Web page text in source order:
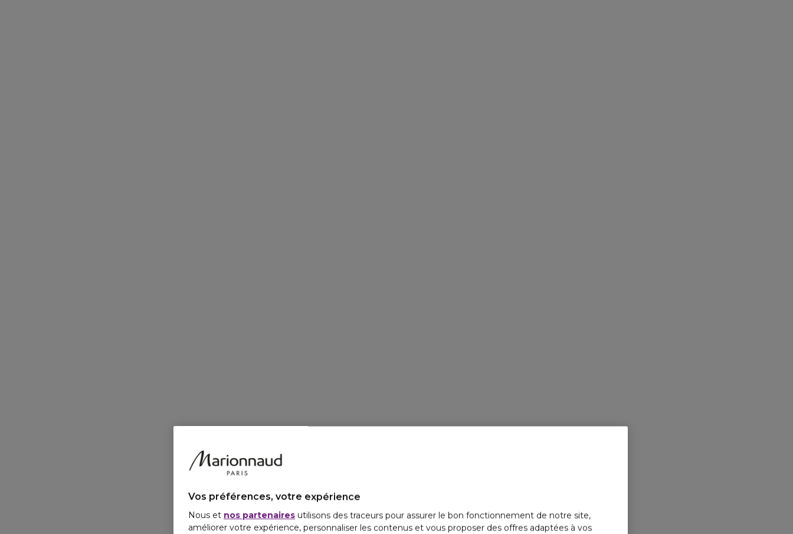
Vos préférences, votre expérience
Nous et nos partenaires utilisons des traceurs pour assurer le bon fonctionnement de notre site,
améliorer votre expérience, personnaliser les contenus et vous proposer des offres adaptées à vos